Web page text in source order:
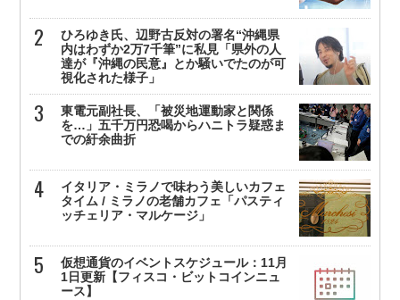
ひろゆき氏、辺野古反対の署名“沖縄県
内はわずか2万7千筆”に私見「県外の人
達が『沖縄の民意』とか騒いでたのが可
視化された様子」
東電元副社長、「被災地運動家と関係
を…」五千万円恐喝からハニトラ疑惑ま
での紆余曲折
イタリア・ミラノで味わう美しいカフェ
タイム / ミラノの老舗カフェ「パスティ
ッチェリア・マルケージ」
仮想通貨のイベントスケジュール：11月
1日更新【フィスコ・ビットコインニュ
ース】